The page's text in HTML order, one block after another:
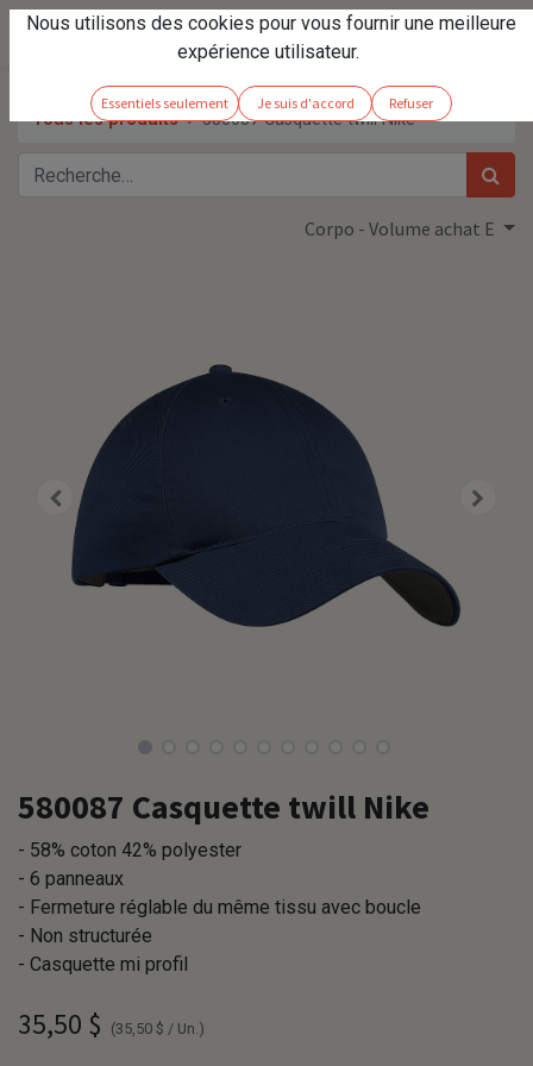
Tous les produits 580087 Casquette twill Nike
Corpo - Volume achat E
580087 Casquette twill Nike
- 58% coton 42% polyester
- 6 panneaux
- Fermeture réglable du même tissu avec boucle
- Non structurée
- Casquette mi profil
35,50 $ (35,50 $ / Un.)
Nous utilisons des cookies pour vous fournir une meilleure
expérience utilisateur.
Essentiels seulement Je suis d'accord Refuser